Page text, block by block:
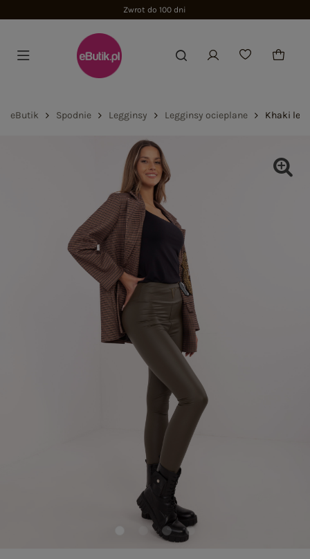
Zwrot do 100 dni
eButik Spodnie Legginsy Legginsy ocieplane Khaki